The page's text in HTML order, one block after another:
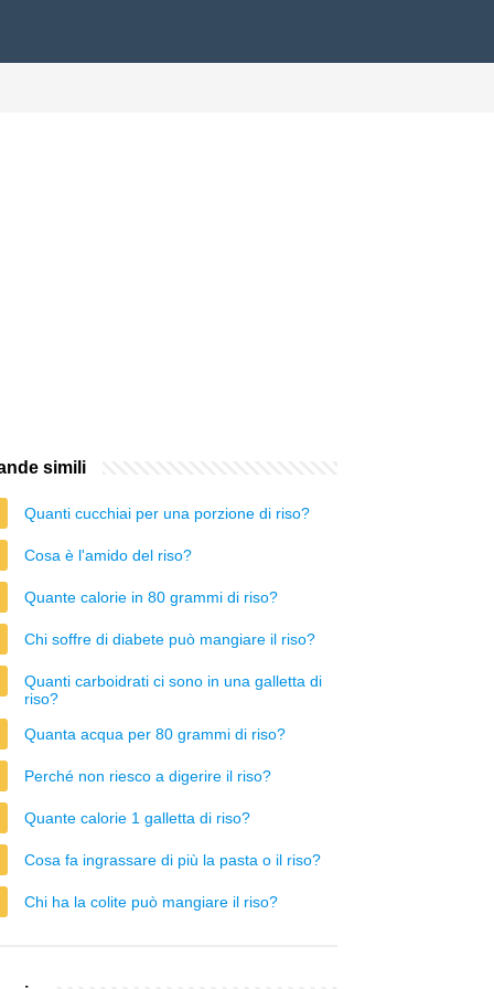
simili
Quanti cucchiai per una porzione di riso?
Cosa è l'amido del riso?
Quante calorie in 80 grammi di riso?
Chi soffre di diabete può mangiare il riso?
Quanti carboidrati ci sono in una galletta di
riso?
Quanta acqua per 80 grammi di riso?
Perché non riesco a digerire il riso?
Quante calorie 1 galletta di riso?
Cosa fa ingrassare di più la pasta o il riso?
Chi ha la colite può mangiare il riso?